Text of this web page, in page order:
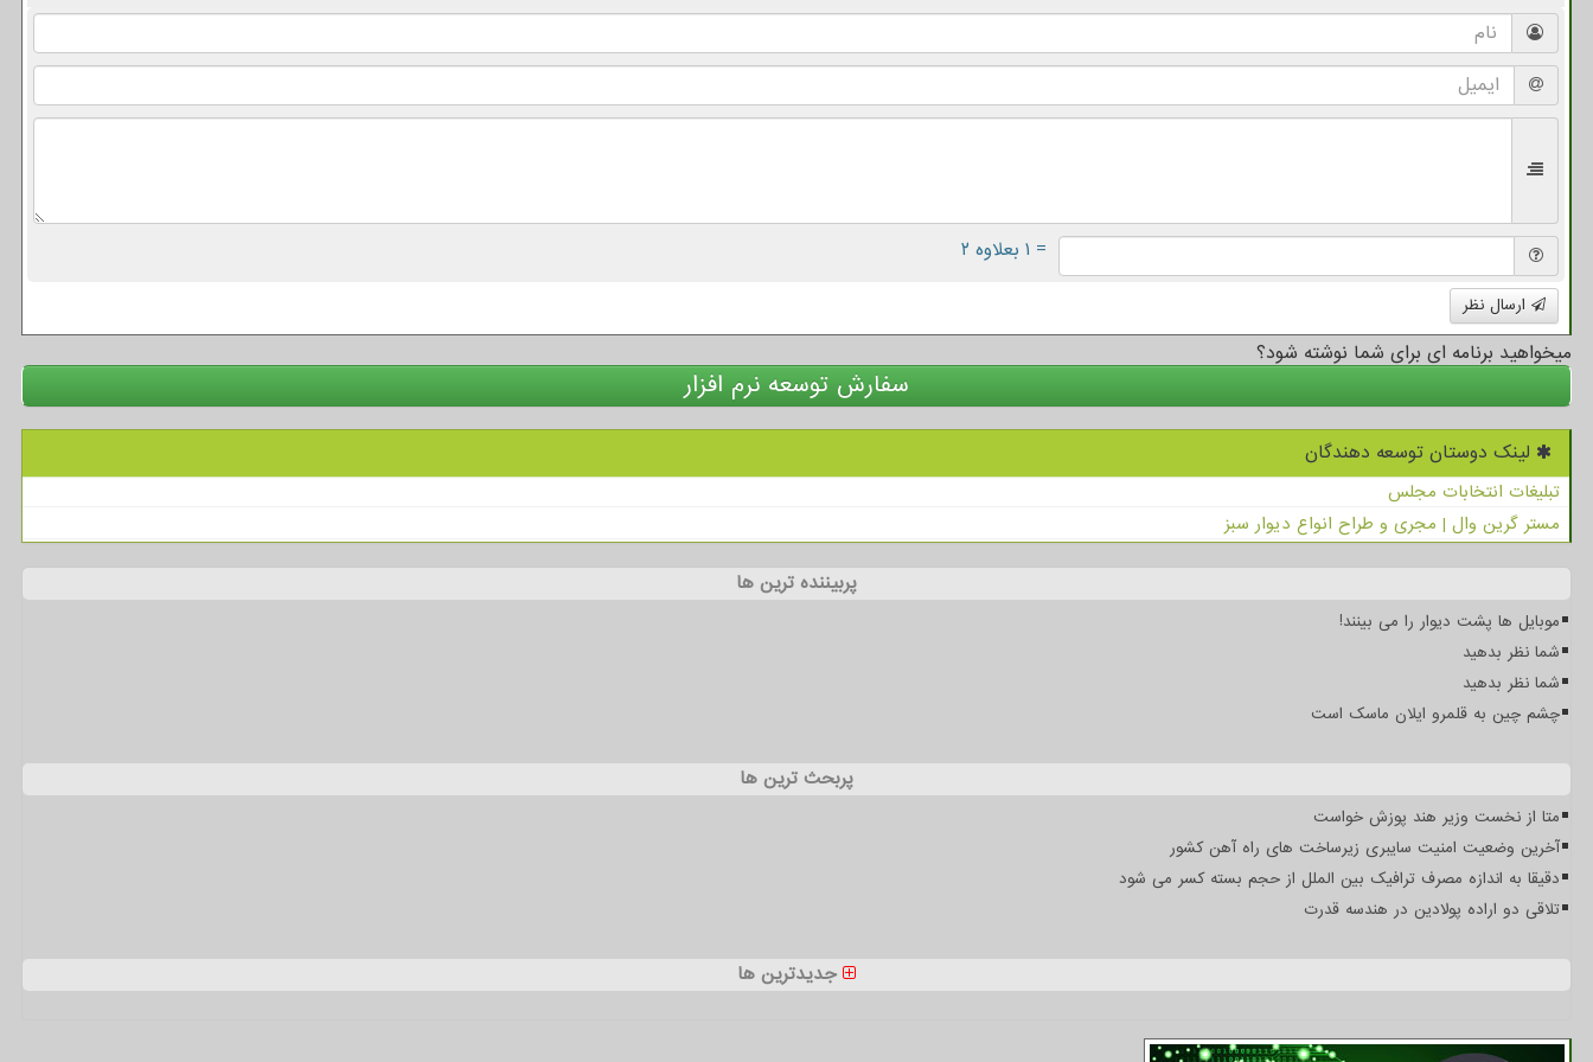
= ۱ بعلاوه ۲
ارسال نظر
میخواهید برنامه ای برای شما نوشته شود؟
سفارش توسعه نرم افزار
لینک دوستان توسعه دهندگان
تبلیغات انتخابات مجلس
مستر گرین وال | مجری و طراح انواع دیوار سبز
پربیننده ترین ها
موبایل ها پشت دیوار را می بینند!
شما نظر بدهید
شما نظر بدهید
چشم چین به قلمرو ایلان ماسک است
پربحث ترین ها
متا از نخست وزیر هند پوزش خواست
آخرین وضعیت امنیت سایبری زیرساخت های راه آهن کشور
دقیقا به اندازه مصرف ترافیک بین الملل از حجم بسته کسر می شود
تلاقی دو اراده پولادین در هندسه قدرت
جدیدترین ها